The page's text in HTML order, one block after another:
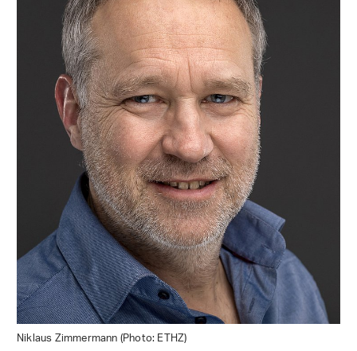
Niklaus Zimmermann (Photo: ETHZ)